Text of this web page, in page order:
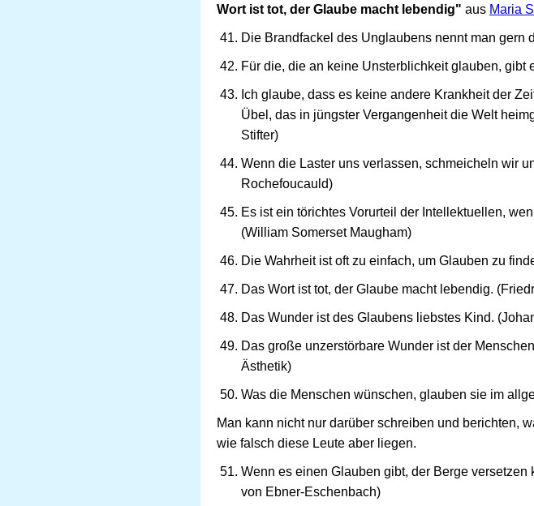
Wort ist tot, der Glaube macht lebendig" aus Maria
Die Brandfackel des Unglaubens nennt man gern
Für die, die an keine Unsterblichkeit glauben, gibt
Ich glaube, dass es keine andere Krankheit der
Übel, das in jüngster Vergangenheit die Welt
Stifter)
Wenn die Laster uns verlassen, schmeicheln wir
Rochefoucauld)
Es ist ein törichtes Vorurteil der Intellektuellen,
(William Somerset Maugham)
Die Wahrheit ist oft zu einfach, um Glauben zu
Das Wort ist tot, der Glaube macht lebendig.
Das Wunder ist des Glaubens liebstes Kind.
Das große unzerstörbare Wunder ist der
Ästhetik)
Was die Menschen wünschen, glauben sie im
Man kann nicht nur darüber schreiben und berichten,
wie falsch diese Leute aber liegen.
Wenn es einen Glauben gibt, der Berge
von Ebner-Eschenbach)